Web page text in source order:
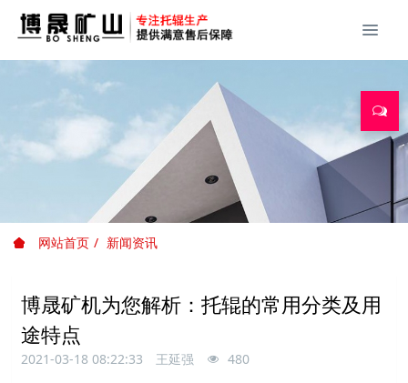
网站首页 新闻资讯
博晟矿机为您解析：托辊的常用分类及用
途特点
2021-03-18 08:22:33 王延强 480